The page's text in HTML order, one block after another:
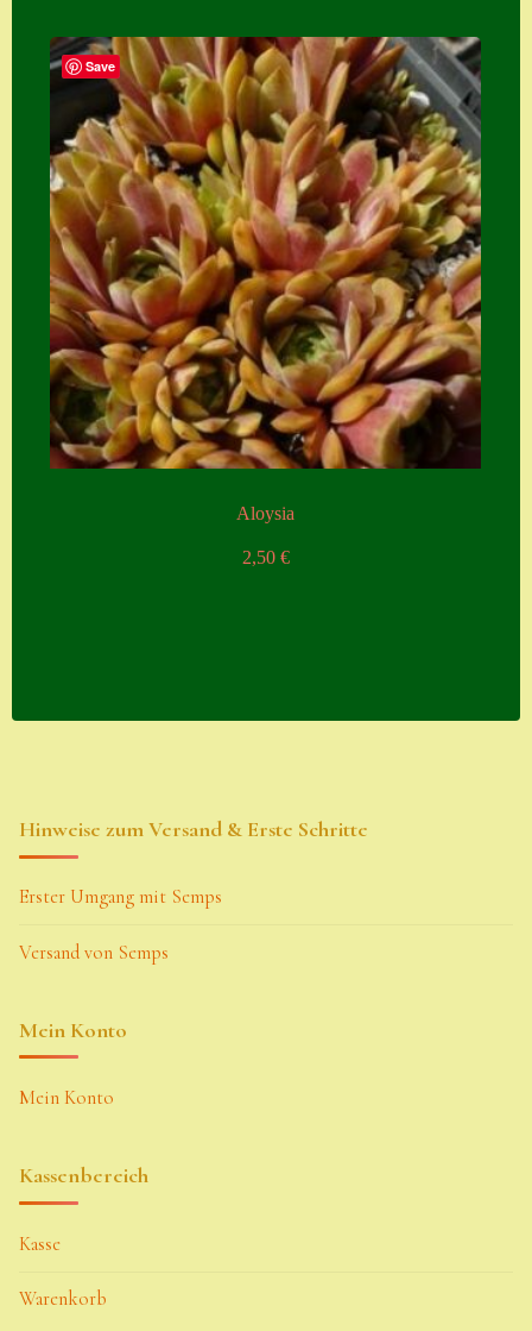
Save
Aloysia
2,50 €
Hinweise zum Versand & Erste Schritte
Erster Umgang mit Semps
Versand von Semps
Mein Konto
Mein Konto
Kassenbereich
Kasse
Warenkorb